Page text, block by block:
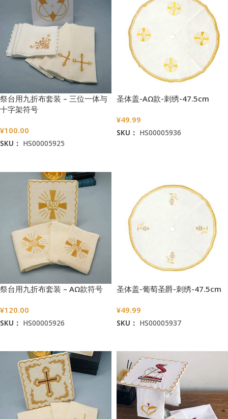
祭台用九折布套装 – 三位一体与
十字架符号
¥100.00
SKU： HS00005925
圣体盖-AΩ款-刺绣-47.5cm
¥49.99
SKU： HS00005936
祭台用九折布套装 – AΩ款符号
¥120.00
SKU： HS00005926
圣体盖-葡萄圣爵-刺绣-47.5cm
¥49.99
SKU： HS00005937